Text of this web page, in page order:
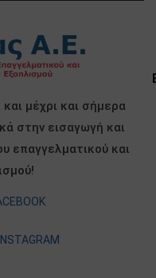
μέχρι και σήμερα
στην εισαγωγή και
επαγγελματικού και